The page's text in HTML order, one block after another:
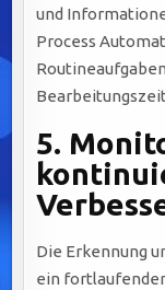
und
Process
5.
Die Erkennung
ein